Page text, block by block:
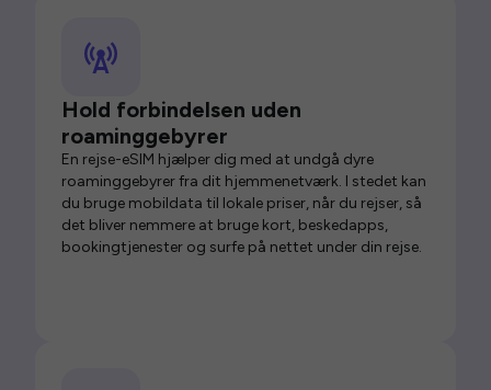
Hold forbindelsen uden
roaminggebyrer
En rejse-eSIM hjælper dig med at undgå dyre
roaminggebyrer fra dit hjemmenetværk. I stedet kan
du bruge mobildata til lokale priser, når du rejser, så
det bliver nemmere at bruge kort, beskedapps,
bookingtjenester og surfe på nettet under din rejse.